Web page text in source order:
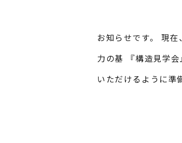
お知らせです。 現
力の基 『構造見学
いただけるように準